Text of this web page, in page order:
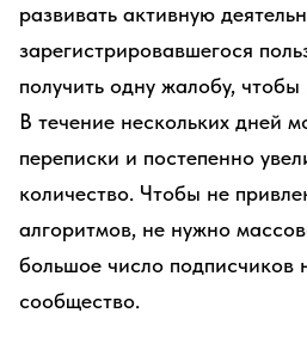
развивать активную
зарегистрировавшегося
получить одну жалобу, чтобы
В течение нескольких дней
переписки и постепенно
количество. Чтобы не
алгоритмов, не нужно
большое число подписчиков
сообщество.